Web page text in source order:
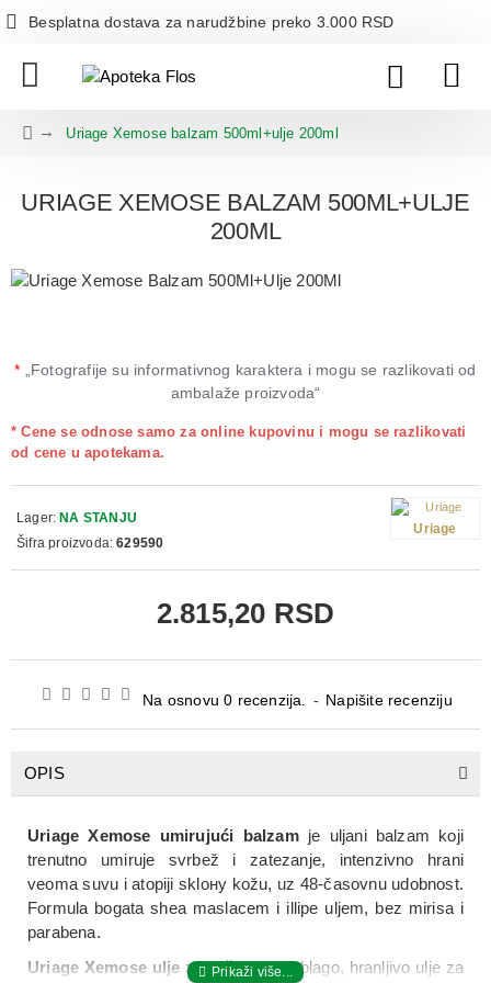
Besplatna dostava za narudžbine preko 3.000 RSD
Uriage Xemose balzam 500ml+ulje 200ml
URIAGE XEMOSE BALZAM 500ML+ULJE
200ML
* „Fotografije su informativnog karaktera i mogu se razlikovati od
ambalaže proizvoda“
Na osnovu 0 recenzija. - Napišite recenziju
* Cene se odnose samo za online kupovinu i mogu se razlikovati
od cene u apotekama.
2.815,20 RSD
Lager: NA STANJU
Šifra proizvoda: 629590
Uriage
OPIS
Uriage Xemose umirujući balzamje uljani balzam koji
trenutno umiruje svrbež i zatezanje, intenzivno hrani
veoma suvu i atopiji sklону kožu, uz 48‑časovnu udobnost.
Formula bogata shea maslacem i illipe uljem, bez mirisa i
parabena.
Uriage Xemose ulje za tuširanjeje blago, hranljivo ulje za